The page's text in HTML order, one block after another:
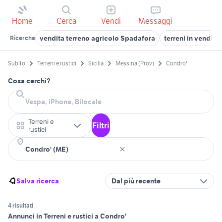
Home Cerca Vendi Messaggi
Ricerche vendita terreno agricolo Spadafora terreni in vendita
Subito Terreni e rustici Sicilia Messina (Prov) Condro'
Cosa cerchi?
Terreni e
rustici
Filtri
Salva ricerca Dal più recente
4 risultati
Annunci in Terreni e rustici a Condro'